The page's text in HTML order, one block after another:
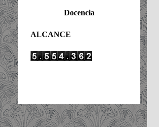
Docencia
ALCANCE